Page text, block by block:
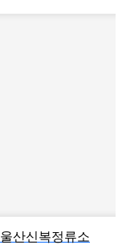
울산신복정류소